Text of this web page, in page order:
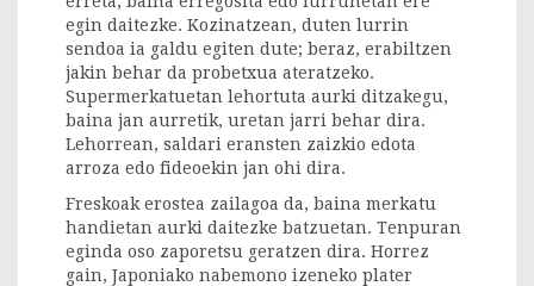
egin daitezke. Kozinatzean, duten lurrin
sendoa ia galdu egiten dute; beraz, erabiltzen
jakin behar da probetxua ateratzeko.
Supermerkatuetan lehortuta aurki ditzakegu,
baina jan aurretik, uretan jarri behar dira.
Lehorrean, saldari eransten zaizkio edota
arroza edo fideoekin jan ohi dira.
Freskoak erostea zailagoa da, baina merkatu
handietan aurki daitezke batzuetan. Tenpuran
eginda oso zaporetsu geratzen dira. Horrez
gain, Japoniako nabemono izeneko plater